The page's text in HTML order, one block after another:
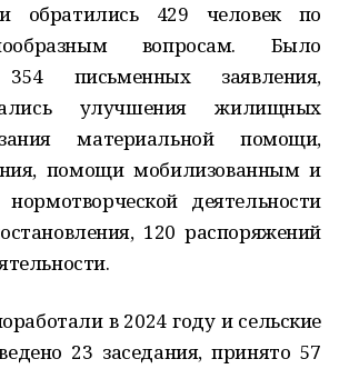
обратились 429 человек по
вопросам. Было
354 письменных заявления,
улучшения жилищных
материальной помощи,
помощи мобилизованным и
деятельности
120 распоряжений
в 2024 году и сельские
23 заседания, принято 57